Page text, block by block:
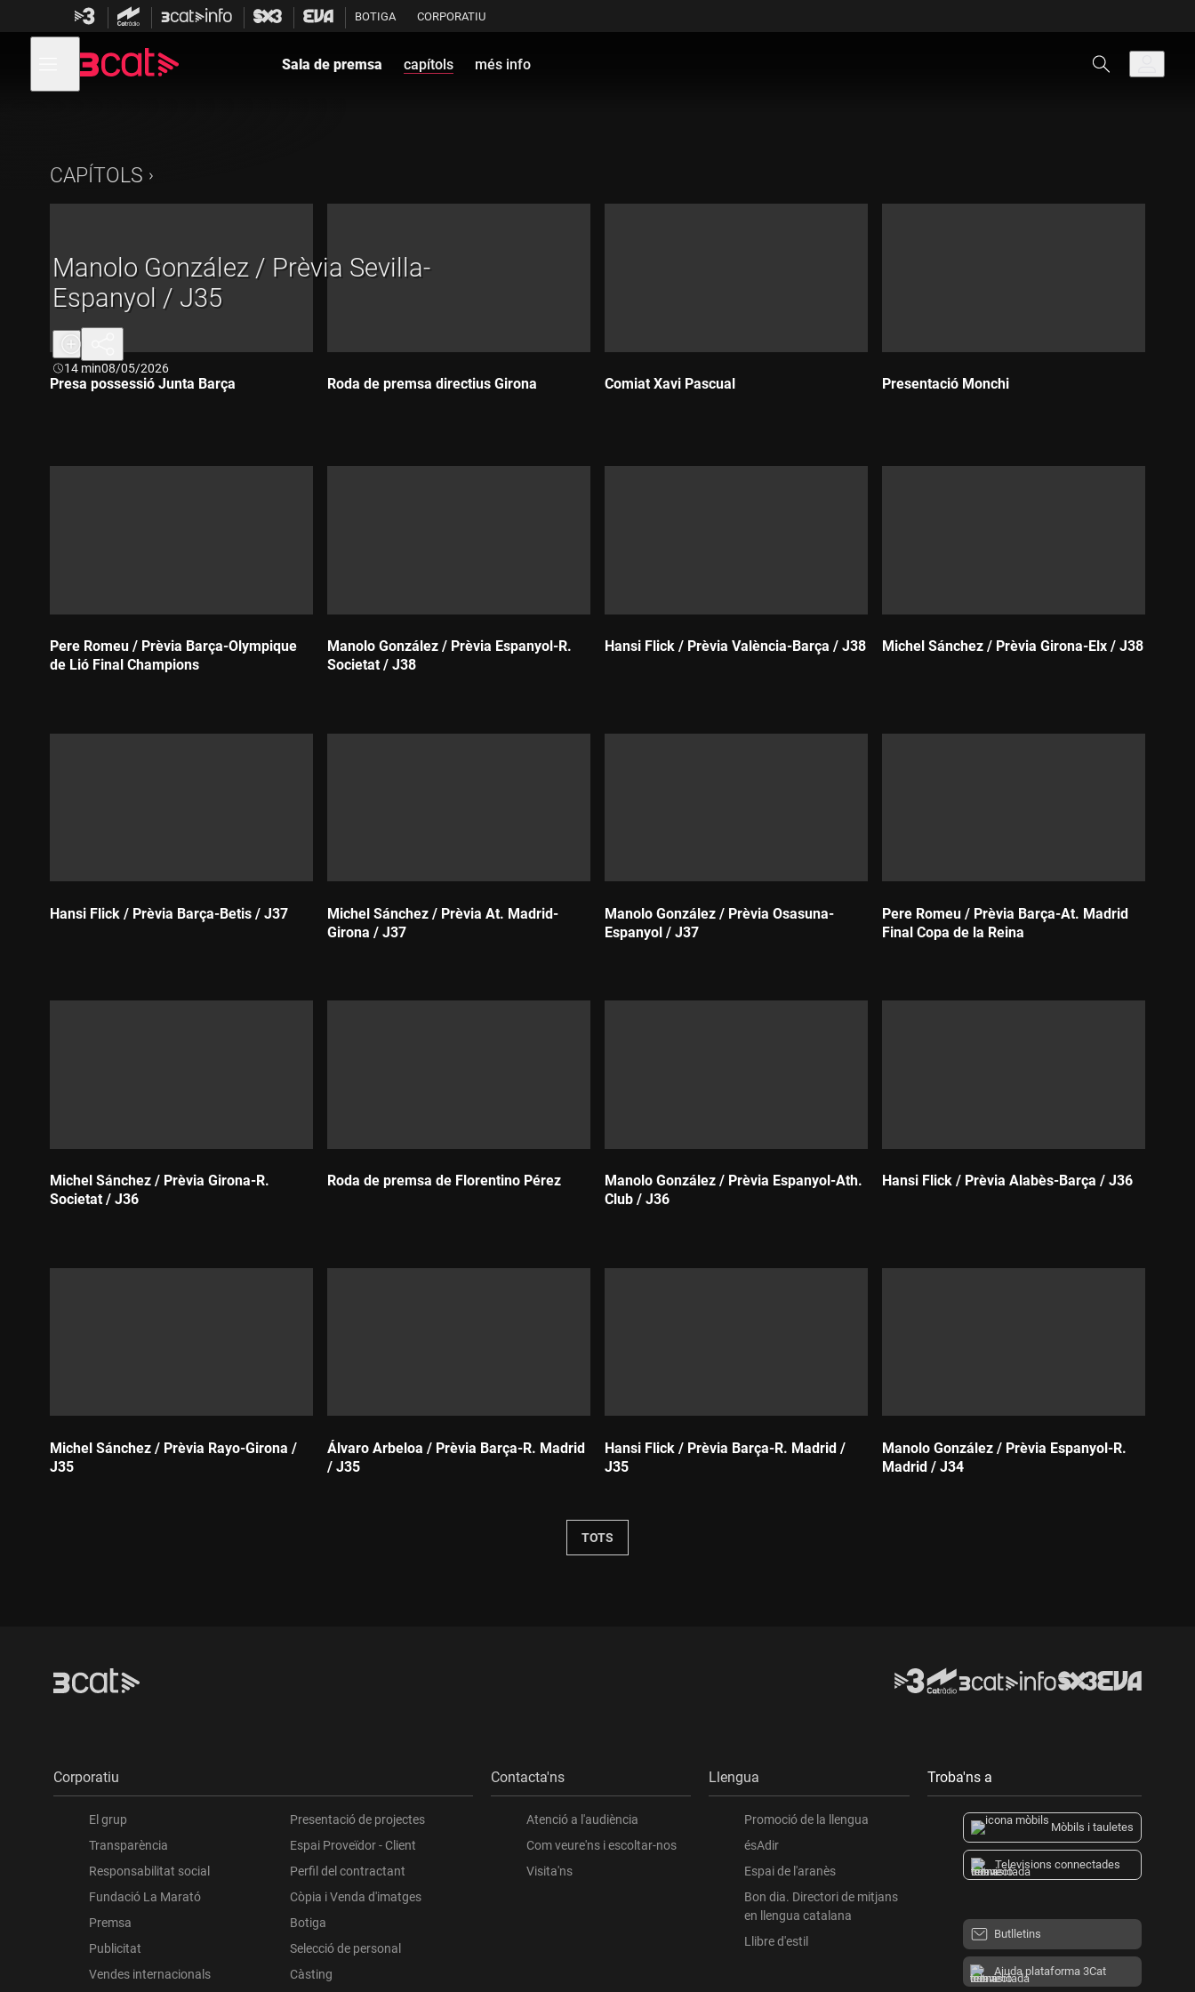
contingut
BOTIGA CORPORATIU
menú
de
Sala de premsa capítols més info
Manolo González / Prèvia Sevilla-
Espanyol / J35
Durada:
14 min08/05/2026
CAPÍTOLS
Presa possessió Junta Barça Roda de premsa directius Girona Comiat Xavi Pascual Presentació Monchi
Pere Romeu / Prèvia Barça-Olympique
de Lió Final Champions
Manolo González / Prèvia Espanyol-R.
Societat / J38
Hansi Flick / Prèvia València-Barça / J38 Michel Sánchez / Prèvia Girona-Elx / J38
Hansi Flick / Prèvia Barça-Betis / J37
Michel Sánchez / Prèvia At. Madrid-
Girona / J37
Manolo González / Prèvia Osasuna-
Espanyol / J37
Pere Romeu / Prèvia Barça-At. Madrid
Final Copa de la Reina
Michel Sánchez / Prèvia Girona-R.
Societat / J36
Roda de premsa de Florentino Pérez
Manolo González / Prèvia Espanyol-Ath.
Club / J36
Hansi Flick / Prèvia Alabès-Barça / J36
Michel Sánchez / Prèvia Rayo-Girona /
J35
Álvaro Arbeloa / Prèvia Barça-R. Madrid
/ J35
Hansi Flick / Prèvia Barça-R. Madrid /
J35
Manolo González / Prèvia Espanyol-R.
Madrid / J34
TOTS
Corporatiu
El grup
Transparència
Responsabilitat social
Fundació La Marató
Premsa
Publicitat
Vendes internacionals
Presentació de projectes
Espai Proveïdor - Client
Perfil del contractant
Còpia i Venda d'imatges
Botiga
Selecció de personal
Càsting
Contacta'ns
Atenció a l'audiència
Com veure'ns i escoltar-nos
Visita'ns
Llengua
Promoció de la llengua
ésAdir
Espai de l'aranès
Bon dia. Directori de mitjans
en llengua catalana
Llibre d'estil
Troba'ns a
Mòbils i tauletes
Televisions connectades
Butlletins
Ajuda plataforma 3Cat